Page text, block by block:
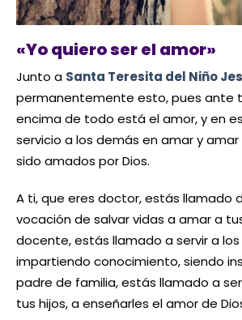
«Yo quiero ser el amor»
Junto a Santa Teresita del Niño
permanentemente esto, pues ante
encima de todo está el amor, y en
servicio a los demás en amar y
sido amados por Dios.
A ti, que eres doctor, estás llamado
vocación de salvar vidas a amar a
docente, estás llamado a servir a
impartiendo conocimiento, siendo
padre de familia, estás llamado a
tus hijos, a enseñarles el amor de